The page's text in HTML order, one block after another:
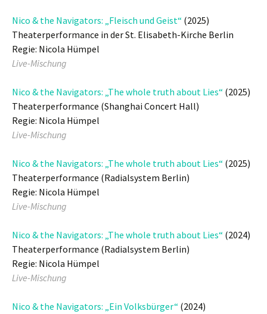
Nico & the Navigators: „Fleisch und Geist“ (2025)
Theaterperformance in der St. Elisabeth-Kirche Berlin
Regie: Nicola Hümpel
Live-Mischung
Nico & the Navigators: „The whole truth about Lies“ (2025)
Theaterperformance (Shanghai Concert Hall)
Regie: Nicola Hümpel
Live-Mischung
Nico & the Navigators: „The whole truth about Lies“ (2025)
Theaterperformance (Radialsystem Berlin)
Regie: Nicola Hümpel
Live-Mischung
Nico & the Navigators: „The whole truth about Lies“ (2024)
Theaterperformance (Radialsystem Berlin)
Regie: Nicola Hümpel
Live-Mischung
Nico & the Navigators: „Ein Volksbürger“ (2024)